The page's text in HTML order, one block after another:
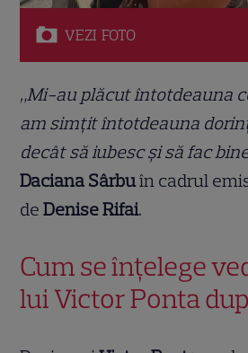
VEZI FOTO
„Mi-au plăcut întotdeauna
am simțit întotdeauna
decât să iubesc și să fac
Daciana Sârbuîn cadrul
deDenise Rifai.
Cum se înțelege
lui Victor Ponta